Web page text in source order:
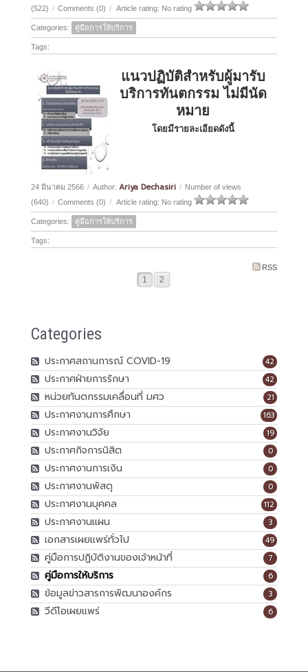
(522) / Comments (0) / Article rating: No rating
Categories: คู่มือการให้บริการ
Tags:
แนวปฏิบัติสำหรับผู้มารับ
บริการทันตกรรม ไม่มีนัด
หมาย
โดยมีรายละเอียดดังนี้
24 มีนาคม 2566 / Author: Ariya Dechasiri / Number of views
(640) / Comments (0) / Article rating: No rating
Categories: คู่มือการให้บริการ
Tags:
RSS
1 2
Categories
42
ประกาศสถานการณ์ COVID-19
42
ประกาศฝ่ายการรักษา
21
หน่วยทันตกรรมเคลื่อนที่ มศว
163
ประกาศงานการศึกษา
19
ประกาศงานวิจัย
0
ประกาศกิจการนิสิต
0
ประกาศงานการเงิน
0
ประกาศงานพัสดุ
112
ประกาศงานบุคคล
3
ประกาศงานแผน
49
เอกสารเผยแพร่ทั่วไป
7
คู่มือการปฏิบัติงานของเจ้าหน้าที่
6
คู่มือการให้บริการ
3
ข้อมูลข่าวสารการพัฒนาองค์กร
6
วีดีโอเผยแพร่